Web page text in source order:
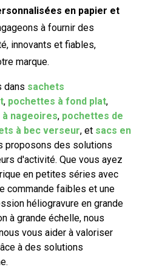
en papier et
à fournir des
innovants et fiables,
marque.
dans sachets
, pochettes à fond plat,
nageoires, pochettes de
à bec verseur, et sacs en
proposons des solutions
d'activité. Que vous ayez
en petites séries avec
commande faibles et une
héliogravure en grande
à grande échelle, nous
vous aider à valoriser
à des solutions